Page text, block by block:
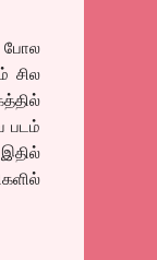
போல
சில
படம்